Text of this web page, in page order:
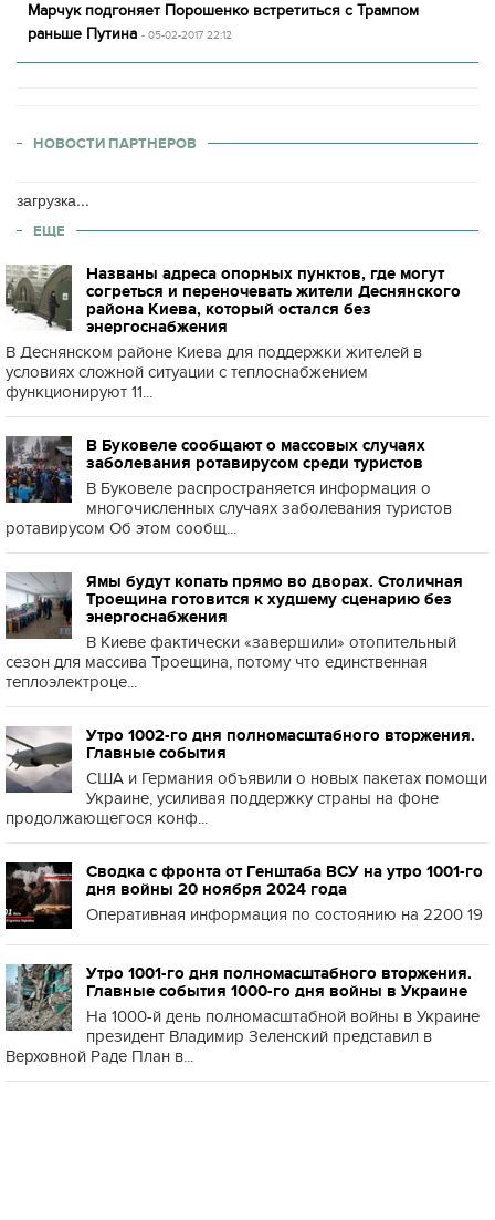
Марчук подгоняет Порошенко встретиться с Трампом
раньше Путина - 05-02-2017 22:12
НОВОСТИ ПАРТНЕРОВ
загрузка...
ЕЩЕ
Названы адреса опорных пунктов, где могут
согреться и переночевать жители Деснянского
района Киева, который остался без
энергоснабжения
В Деснянском районе Киева для поддержки жителей в
условиях сложной ситуации с теплоснабжением
функционируют 11...
В Буковеле сообщают о массовых случаях
заболевания ротавирусом среди туристов
В Буковеле распространяется информация о
многочисленных случаях заболевания туристов
ротавирусом Об этом сообщ...
Ямы будут копать прямо во дворах. Столичная
Троещина готовится к худшему сценарию без
энергоснабжения
В Киеве фактически «завершили» отопительный
сезон для массива Троещина, потому что единственная
теплоэлектроце...
Утро 1002-го дня полномасштабного вторжения.
Главные события
США и Германия объявили о новых пакетах помощи
Украине, усиливая поддержку страны на фоне
продолжающегося конф...
Сводка с фронта от Генштаба ВСУ на утро 1001-го
дня войны 20 ноября 2024 года
Оперативная информация по состоянию на 2200 19
Утро 1001-го дня полномасштабного вторжения.
Главные события 1000-го дня войны в Украине
На 1000-й день полномасштабной войны в Украине
президент Владимир Зеленский представил в
Верховной Раде План в...